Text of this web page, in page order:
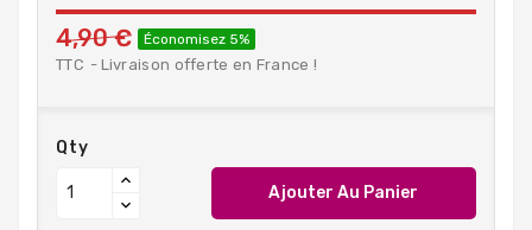
4,90 € Économisez 5%
TTC Livraison offerte en France !
Qty
Ajouter Au Panier